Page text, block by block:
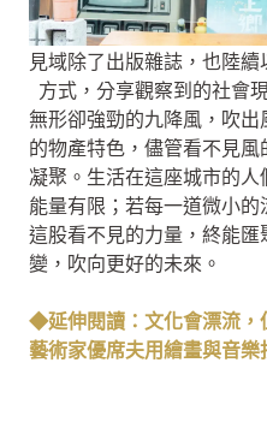
見域除了出版雜誌，也陸
方式，分享觀察到的社會
無形卻強勁的九降風，吹
的物產特色，儘管看不見風
凝聚。生活在這座城市的人
能量有限；若每一道微小的
這股看不見的力量，終能
變，吹向更好的未來。
◆延伸閱讀：文化會漂流，
藝術家優席夫用繪畫與音樂